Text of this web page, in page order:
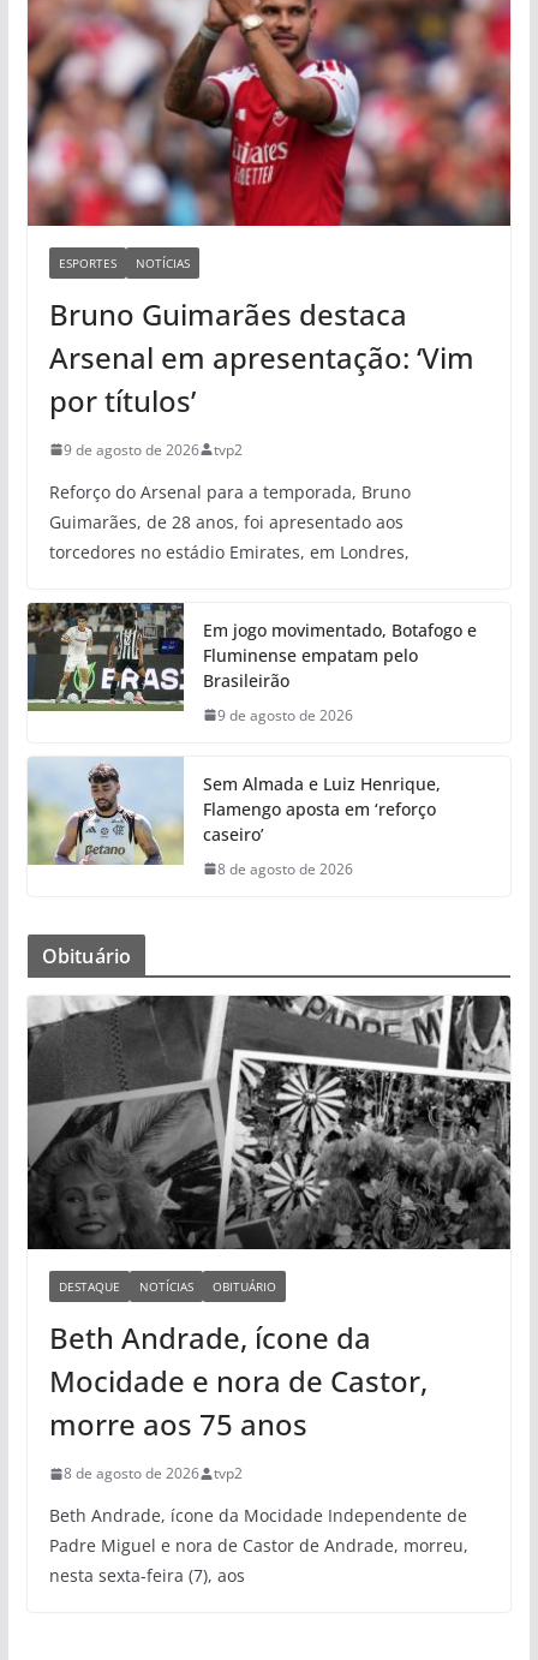
ESPORTES NOTÍCIAS
Bruno Guimarães destaca
Arsenal em apresentação: ‘Vim
por títulos’
9 de agosto de 2026 tvp2
Reforço do Arsenal para a temporada, Bruno
Guimarães, de 28 anos, foi apresentado aos
torcedores no estádio Emirates, em Londres,
Em jogo movimentado, Botafogo e
Fluminense empatam pelo
Brasileirão
9 de agosto de 2026
Sem Almada e Luiz Henrique,
Flamengo aposta em ‘reforço
caseiro’
8 de agosto de 2026
Obituário
DESTAQUE NOTÍCIAS OBITUÁRIO
Beth Andrade, ícone da
Mocidade e nora de Castor,
morre aos 75 anos
8 de agosto de 2026 tvp2
Beth Andrade, ícone da Mocidade Independente de
Padre Miguel e nora de Castor de Andrade, morreu,
nesta sexta-feira (7), aos